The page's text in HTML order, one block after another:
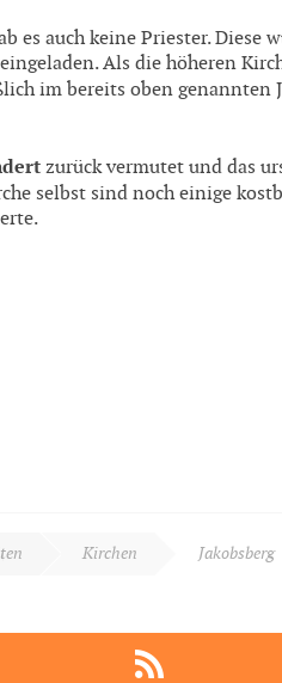
es auch keine Priester. Diese
Als die höheren
im bereits oben genannten
zurück vermutet und das
selbst sind noch einige
Kirchen Jakobsberg